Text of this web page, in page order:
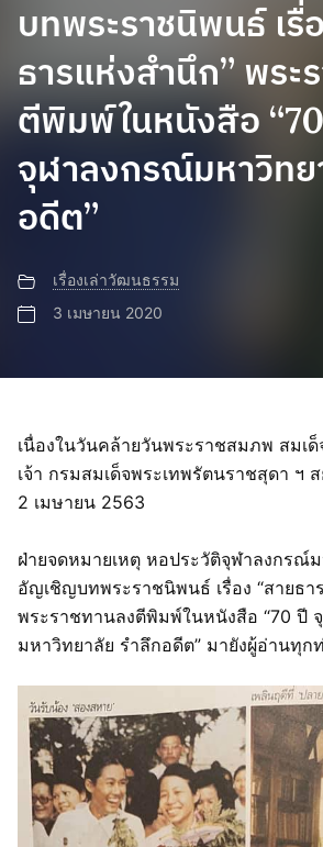
บทพระราชนิพนธ์ เรื่
ธารแห่งสำนึก​” พระ
ตีพิมพ์ในหนังสือ
จุฬาลงกรณ์มหาวิทย
อดีต”
เรื่องเล่าวัฒนธรรม
3 เมษายน 2020
เนื่องในวันคล้ายวันพระราชสมภพ สมเ
เจ้า กรมสมเด็จพระเทพรัตนราชสุดา​ ฯ
2 เมษายน 2563
ฝ่ายจดหมายเหตุ หอประวัติจุฬาลงกรณ์
อัญเชิญบทพระราชนิพนธ์ เรื่อง “สายธา
พระราชทานลงตีพิมพ์ในหนังสือ “70 ปี
มหาวิทยาลัย รำลึกอดีต” มายังผู้อ่านทุก